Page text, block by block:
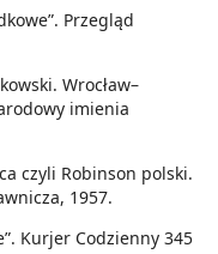
Przegląd
Wrocław–
imienia
czyli Robinson polski.
1957.
Kurjer Codzienny 345